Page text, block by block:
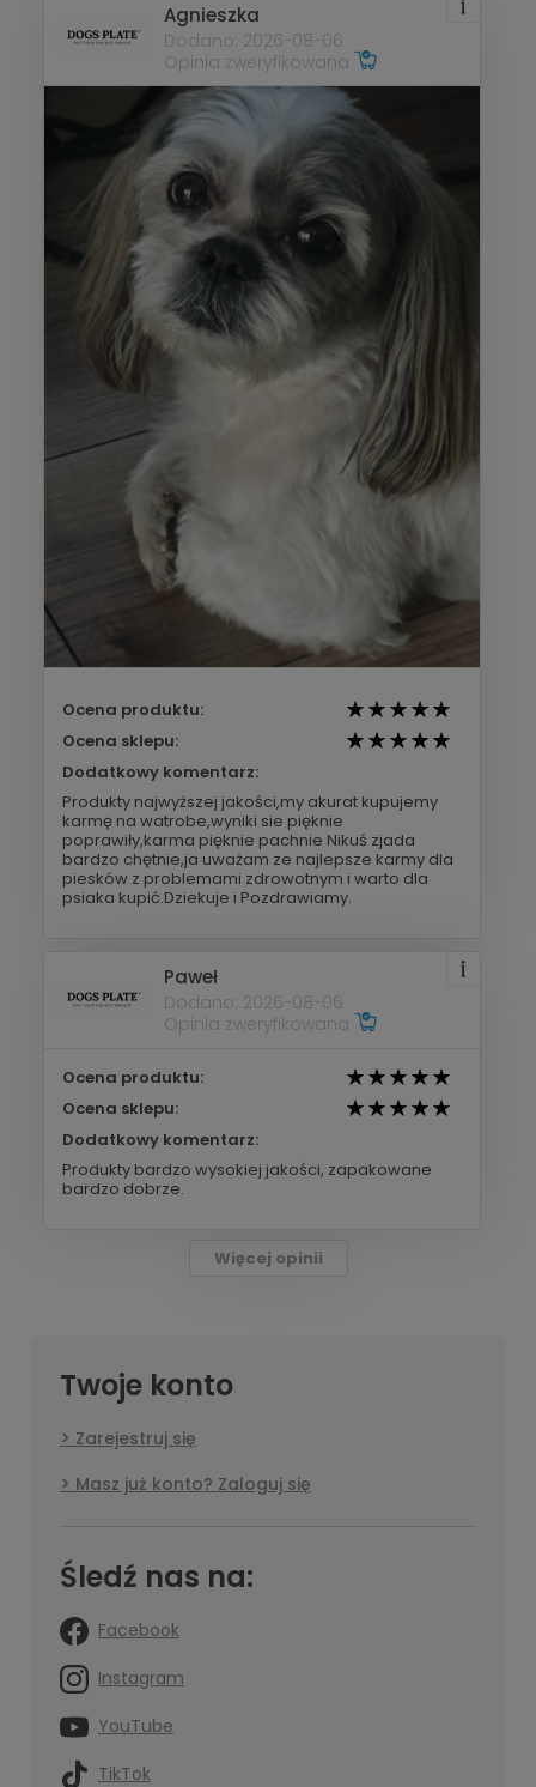
Agnieszka
Dodano: 2026-08-06
Opinia zweryfikowana
Ocena produktu:
Ocena sklepu:
Dodatkowy komentarz:
Produkty najwyższej jakości,my akurat kupujemy
karmę na watrobe,wyniki sie pięknie
poprawiły,karma pięknie pachnie Nikuś zjada
bardzo chętnie,ja uważam ze najlepsze karmy dla
piesków z problemami zdrowotnym i warto dla
psiaka kupić.Dziekuje i Pozdrawiamy.
Paweł
Dodano: 2026-08-06
Opinia zweryfikowana
Ocena produktu:
Ocena sklepu:
Dodatkowy komentarz:
Produkty bardzo wysokiej jakości, zapakowane
bardzo dobrze.
Więcej opinii
Twoje konto
Zarejestruj się
Masz już konto? Zaloguj się
Śledź nas na:
Facebook
Instagram
YouTube
TikTok